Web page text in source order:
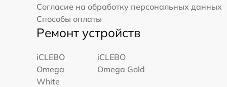
Согласие на обработку персональных данных
Способы оплаты
Ремонт устройств
iCLEBO
Omega
White
iCLEBO
Omega Gold